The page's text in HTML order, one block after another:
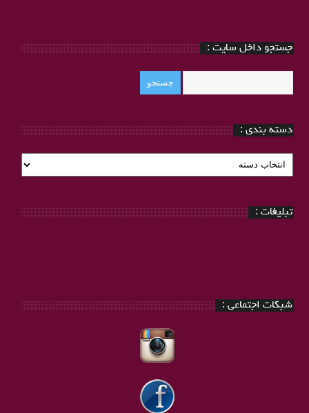
جستجو داخل سایت :
دسته بندی :
دسته
بندی
تبلیغات :
شبکات اجتماعی :